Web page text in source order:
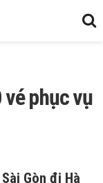
phục vụ
Gòn đi Hà